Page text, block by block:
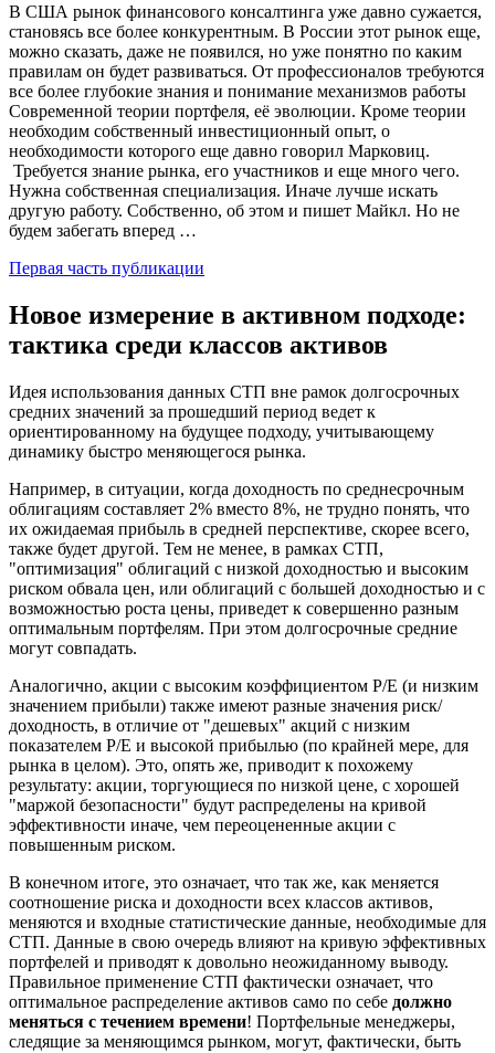
В США рынок финансового консалтинга уже давно сужается,
становясь все более конкурентным. В России этот рынок еще,
можно сказать, даже не появился, но уже понятно по каким
правилам он будет развиваться. От профессионалов требуются
все более глубокие знания и понимание механизмов работы
Современной теории портфеля, её эволюции. Кроме теории
необходим собственный инвестиционный опыт, о
необходимости которого еще давно говорил Марковиц.
Требуется знание рынка, его участников и еще много чего.
Нужна собственная специализация. Иначе лучше искать
другую работу. Собственно, об этом и пишет Майкл. Но не
будем забегать вперед …
Первая часть публикации
Новое измерение в активном подходе:
тактика среди классов активов
Идея использования данных СТП вне рамок долгосрочных
средних значений за прошедший период ведет к
ориентированному на будущее подходу, учитывающему
динамику быстро меняющегося рынка.
Например, в ситуации, когда доходность по среднесрочным
облигациям составляет 2% вместо 8%, не трудно понять, что
их ожидаемая прибыль в средней перспективе, скорее всего,
также будет другой. Тем не менее, в рамках СТП,
"оптимизация" облигаций с низкой доходностью и высоким
риском обвала цен, или облигаций с большей доходностью и с
возможностью роста цены, приведет к совершенно разным
оптимальным портфелям. При этом долгосрочные средние
могут совпадать.
Аналогично, акции с высоким коэффициентом P/E (и низким
значением прибыли) также имеют разные значения риск/
доходность, в отличие от "дешевых" акций с низким
показателем P/E и высокой прибылью (по крайней мере, для
рынка в целом). Это, опять же, приводит к похожему
результату: акции, торгующиеся по низкой цене, с хорошей
"маржой безопасности" будут распределены на кривой
эффективности иначе, чем переоцененные акции с
повышенным риском.
В конечном итоге, это означает, что так же, как меняется
соотношение риска и доходности всех классов активов,
меняются и входные статистические данные, необходимые для
СТП. Данные в свою очередь влияют на кривую эффективных
портфелей и приводят к довольно неожиданному выводу.
Правильное применение СТП фактически означает, что
оптимальное распределение активов само по себе должно
меняться с течением времени! Портфельные менеджеры,
следящие за меняющимся рынком, могут, фактически, быть